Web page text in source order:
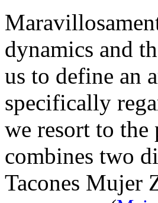
dynamics and
us to define an
specifically
we resort to the
combines two
Tacones Mujer